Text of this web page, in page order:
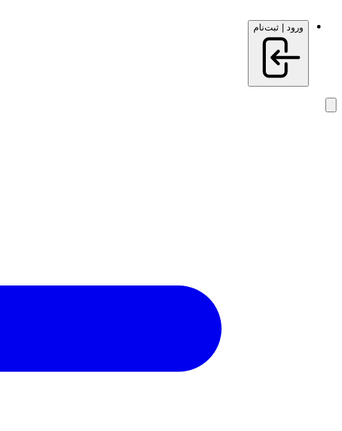
ورود | ثبت‌نام